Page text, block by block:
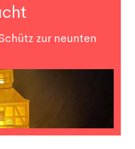
zur neunten